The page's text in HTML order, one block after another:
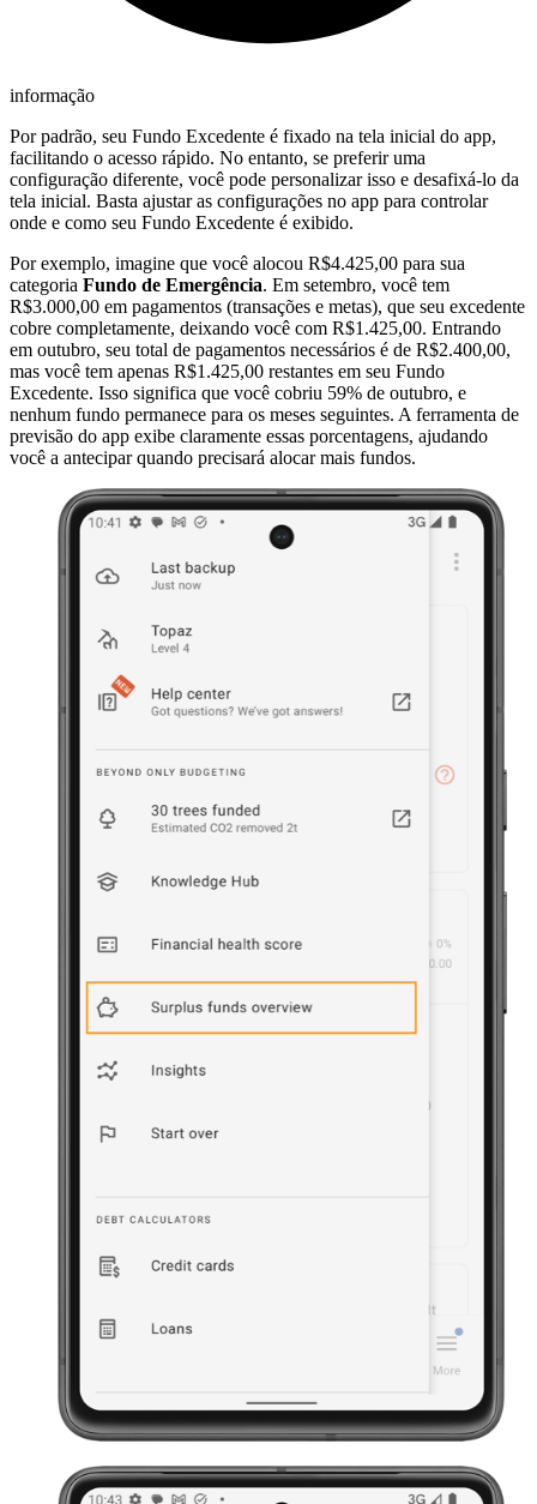
informação
Por padrão, seu Fundo Excedente é fixado na tela inicial do app,
facilitando o acesso rápido. No entanto, se preferir uma
configuração diferente, você pode personalizar isso e desafixá-lo da
tela inicial. Basta ajustar as configurações no app para controlar
onde e como seu Fundo Excedente é exibido.
Por exemplo, imagine que você alocou R$4.425,00 para sua
categoria Fundo de Emergência. Em setembro, você tem
R$3.000,00 em pagamentos (transações e metas), que seu excedente
cobre completamente, deixando você com R$1.425,00. Entrando
em outubro, seu total de pagamentos necessários é de R$2.400,00,
mas você tem apenas R$1.425,00 restantes em seu Fundo
Excedente. Isso significa que você cobriu 59% de outubro, e
nenhum fundo permanece para os meses seguintes. A ferramenta de
previsão do app exibe claramente essas porcentagens, ajudando
você a antecipar quando precisará alocar mais fundos.